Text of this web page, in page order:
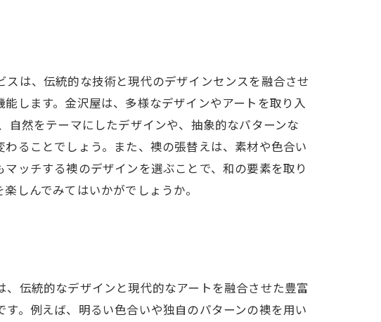
は、伝統的な技術と現代のデザインセンスを融合させ
します。金沢屋は、多様なデザインやアートを取り入
然をテーマにしたデザインや、抽象的なパターンな
ることでしょう。また、襖の張替えは、素材や色合い
ッチする襖のデザインを選ぶことで、和の要素を取り
しんでみてはいかがでしょうか。
伝統的なデザインと現代的なアートを融合させた豊富
。例えば、明るい色合いや独自のパターンの襖を用い